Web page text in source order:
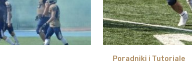
Poradniki i Tutoriale